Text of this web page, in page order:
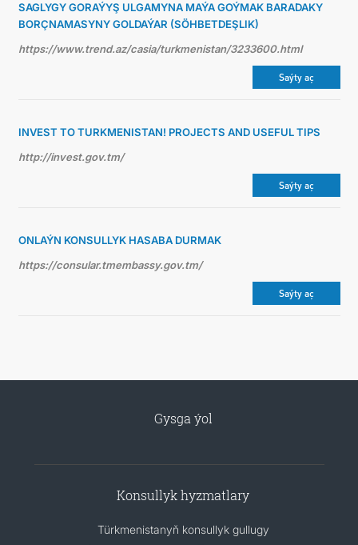
SAGLYGY GORAÝYŞ ULGAMYNA MAÝA GOÝMAK BARADAKY
BORÇNAMASYNY GOLDAÝAR (SÖHBETDEŞLIK)
https://www.trend.az/casia/turkmenistan/3233600.html
Saýty aç
INVEST TO TURKMENISTAN! PROJECTS AND USEFUL TIPS
http://invest.gov.tm/
Saýty aç
ONLAÝN KONSULLYK HASABA DURMAK
https://consular.tmembassy.gov.tm/
Saýty aç
Gysga ýol
Konsullyk hyzmatlary
Türkmenistanyň konsullyk gullugy